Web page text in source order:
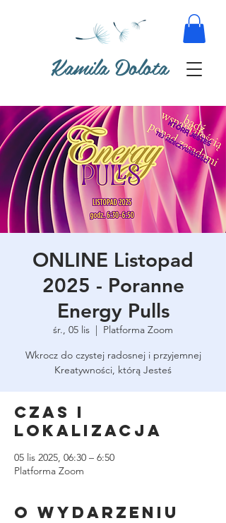
Kamila Dolota
ONLINE Listopad
2025 - Poranne
Energy Pulls
śr., 05 lis
  |
Platforma Zoom
Wkrocz do czystej radosnej i przyjemnej
Kreatywności, którą Jesteś
Czas i
lokalizacja
05 lis 2025, 06:30 – 6:50
Platforma Zoom
O wydarzeniu